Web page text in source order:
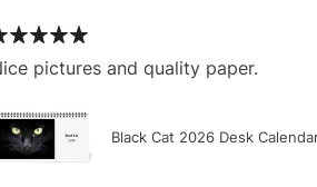
pictures and quality paper.
Black Cat 2026 Desk